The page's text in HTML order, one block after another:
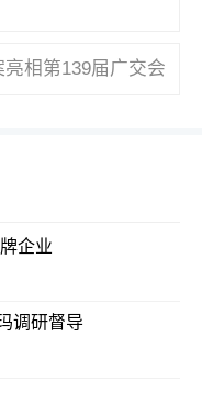
相第139届广交会
企业
调研督导